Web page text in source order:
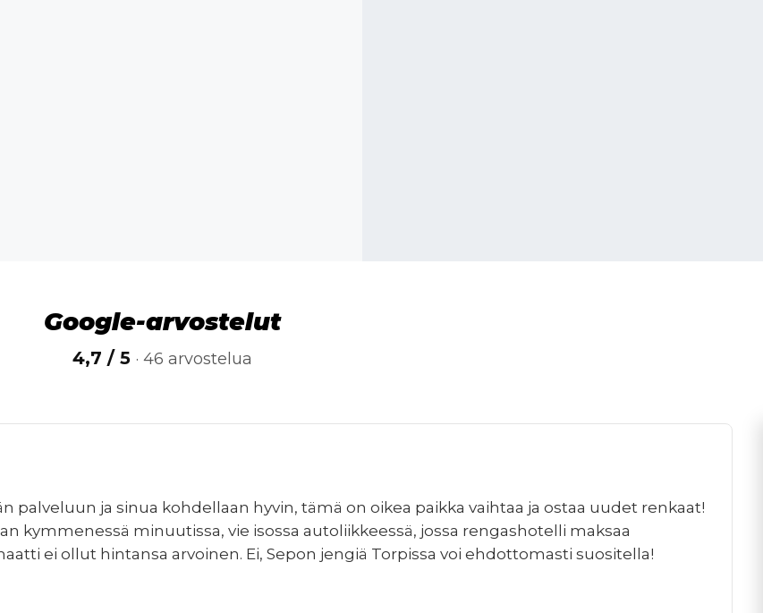
Google-arvostelut
4,7 / 5 · 46 arvostelua
palveluun ja sinua kohdellaan hyvin, tämä on oikea paikka vaihtaa ja ostaa uudet renkaat!
kymmenessä minuutissa, vie isossa autoliikkeessä, jossa rengashotelli maksaa
ei ollut hintansa arvoinen. Ei, Sepon jengiä Torpissa voi ehdottomasti suositella!